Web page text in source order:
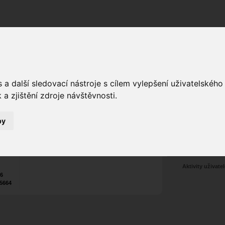
další sledovací nástroje s cílem vylepšení
zjištění zdroje návštěvnosti.
alias
Aktivity